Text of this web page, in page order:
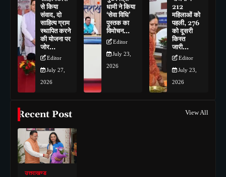
से किया
संवाद, दो
साहित्य ग्राम
स्थापित करने
की योजना पर
जोर…
Editor
July 27,
2026
धामी ने किया
‘सेवा विधि’
पुस्तक का
विमोचन…
Editor
July 23,
2026
212
महिलाओं को
पहली, 276
को दूसरी
किस्त
जारी…
Editor
July 23,
2026
Recent Post View All
उत्तराखण्ड